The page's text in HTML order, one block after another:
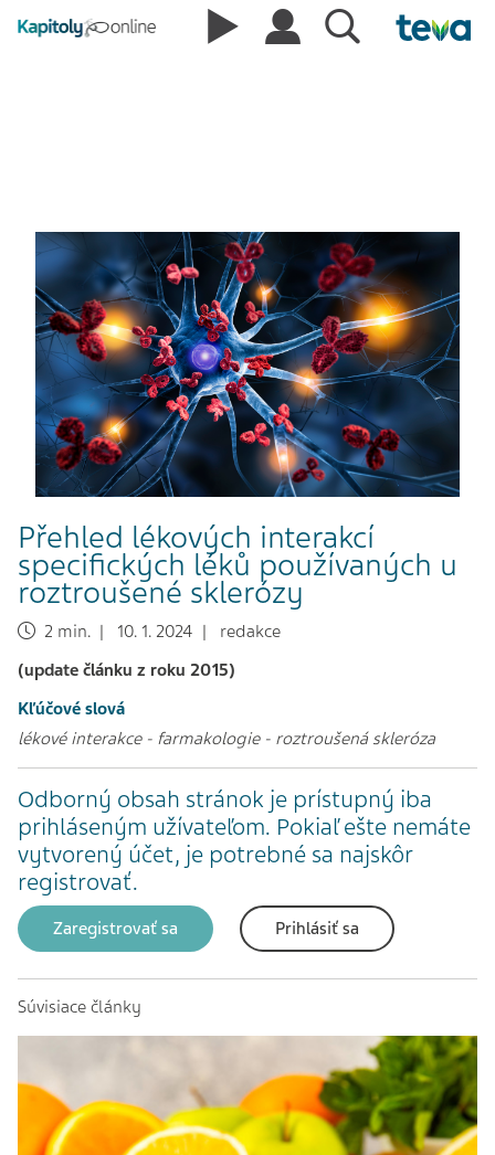
Přehled lékových interakcí
specifických léků používaných u
roztroušené sklerózy
2 min. | 10. 1. 2024 | redakce
(update článku z roku 2015)
Kľúčové slová
lékové interakce- farmakologie- roztroušená skleróza
Odborný obsah stránok je prístupný iba
prihláseným užívateľom. Pokiaľ ešte nemáte
vytvorený účet, je potrebné sa najskôr
registrovať.
Zaregistrovať sa Prihlásiť sa
Súvisiace články